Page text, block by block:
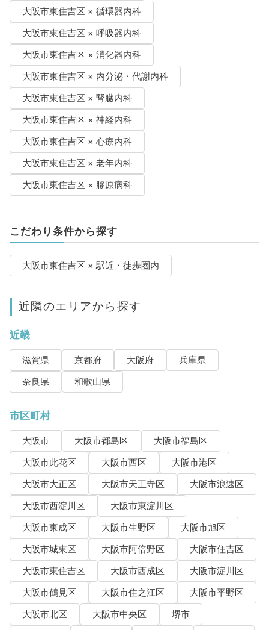
大阪市東住吉区 × 循環器内科
大阪市東住吉区 × 呼吸器内科
大阪市東住吉区 × 消化器内科
大阪市東住吉区 × 内分泌・代謝内科
大阪市東住吉区 × 腎臓内科
大阪市東住吉区 × 神経内科
大阪市東住吉区 × 心療内科
大阪市東住吉区 × 老年内科
大阪市東住吉区 × 膠原病科
こだわり条件から探す
大阪市東住吉区 × 駅近・徒歩圏内
近隣のエリアから探す
近畿
滋賀県 京都府 大阪府
兵庫県
奈良県
和歌山県
市区町村
大阪市 大阪市都島区
大阪市福島区
大阪市此花区
大阪市西区
大阪市港区
大阪市大正区
大阪市天王寺区
大阪市浪速区
大阪市西淀川区
大阪市東淀川区
大阪市東成区
大阪市生野区
大阪市旭区
大阪市城東区
大阪市阿倍野区
大阪市住吉区
大阪市東住吉区
大阪市西成区
大阪市淀川区
大阪市鶴見区
大阪市住之江区
大阪市平野区
大阪市北区
大阪市中央区
堺市